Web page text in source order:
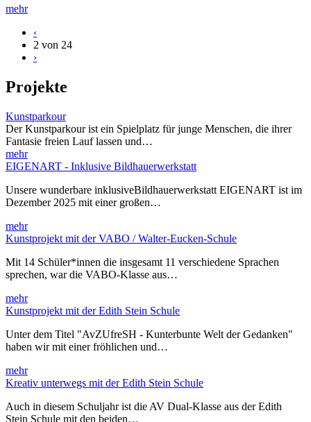
mehr
‹
2 von 24
›
Projekte
Kunstparkour
Der Kunstparkour ist ein Spielplatz für junge Menschen, die ihrer
Fantasie freien Lauf lassen und…
mehr
EIGENART - Inklusive Bildhauerwerkstatt
Unsere wunderbare inklusiveBildhauerwerkstatt EIGENART ist im
Dezember 2025 mit einer großen…
mehr
Kunstprojekt mit der VABO / Walter-Eucken-Schule
Mit 14 Schüler*innen die insgesamt 11 verschiedene Sprachen
sprechen, war die VABO-Klasse aus…
mehr
Kunstprojekt mit der Edith Stein Schule
Unter dem Titel "AvZUfreSH - Kunterbunte Welt der Gedanken"
haben wir mit einer fröhlichen und…
mehr
Kreativ unterwegs mit der Edith Stein Schule
Auch in diesem Schuljahr ist die AV Dual-Klasse aus der Edith
Stein Schule mit den beiden…